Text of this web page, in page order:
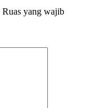
Ruas yang wajib